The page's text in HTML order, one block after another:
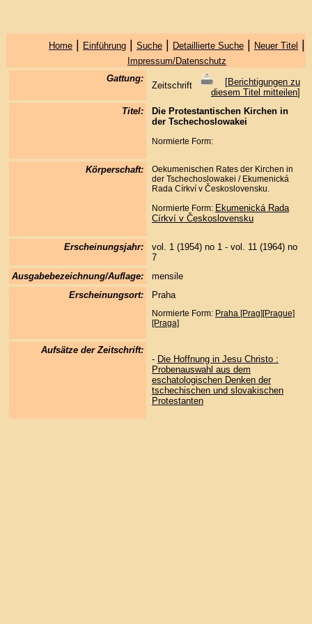
Home| Einführung| Suche| Detaillierte Suche| Neuer Titel |
Impressum/Datenschutz
Gattung:
Zeitschrift [Berichtigungen zu
diesem Titel mitteilen]
Titel:
Die Protestantischen Kirchen in
der Tschechoslowakei
Normierte Form:
Körperschaft:
Oekumenischen Rates der Kirchen in
der Tschechoslowakei / Ekumenická
Rada Církví v Československu.
Normierte Form: Ekumenická Rada
Církví v Československu
Erscheinungsjahr:
vol. 1 (1954) no 1 - vol. 11 (1964) no
7
Ausgabebezeichnung/Auflage:
mensile
Erscheinungsort:
Praha
Normierte Form: Praha [Prag][Prague]
[Praga]
Aufsätze der Zeitschrift:
- Die Hoffnung in Jesu Christo :
Probenauswahl aus dem
eschatologischen Denken der
tschechischen und slovakischen
Protestanten